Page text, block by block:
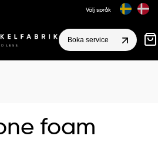
Välj språk
Boka service
foam